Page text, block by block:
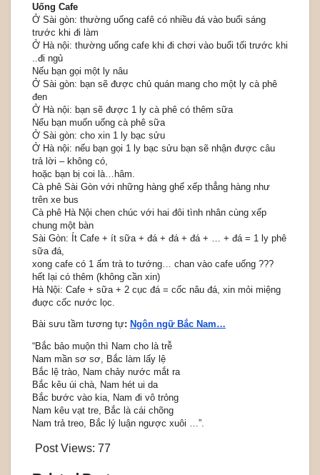
Uống Cafe
Ở Sài gòn: thường uống cafê có nhiều đá vào buổi sáng
trước khi đi làm
Ở Hà nội: thường uống cafe khi đi chơi vào buổi tối trước khi
..đi ngủ
Nếu bạn gọi một ly nâu
Ở Sài gòn: bạn sẽ được chủ quán mang cho một ly cà phê
đen
Ở Hà nội: bạn sẽ được 1 ly cà phê có thêm sữa
Nếu bạn muốn uống cà phê sữa
Ở Sài gòn: cho xin 1 ly bạc sửu
Ở Hà nội: nếu bạn gọi 1 ly bạc sửu bạn sẽ nhận được câu
trả lời – không có,
hoặc bạn bị coi là…hâm.
Cà phê Sài Gòn với những hàng ghế xếp thẳng hàng như
trên xe bus
Cà phê Hà Nội chen chúc với hai đôi tình nhân cùng xếp
chung một bàn
Sài Gòn: Ít Cafe + ít sữa + đá + đá + đá + … + đá = 1 ly phê
sữa đá,
xong cafe có 1 ấm trà to tướng… chan vào cafe uống ???
hết lại có thêm (không cần xin)
Hà Nội: Cafe + sữa + 2 cục đá = cốc nâu đá, xin mỏi miệng
đuợc cốc nước lọc.
Bài sưu tầm tương tự: Ngôn ngữ Bắc Nam…
“Bắc bảo muộn thì Nam cho là trễ
Nam mần sơ sơ, Bắc làm lấy lệ
Bắc lệ trào, Nam chảy nước mắt ra
Bắc kêu úi chà, Nam hét ui da
Bắc bước vào kia, Nam đi vô trỏng
Nam kêu vạt tre, Bắc là cái chõng
Nam trả treo, Bắc lý luận ngược xuôi …”.
Post Views: 77